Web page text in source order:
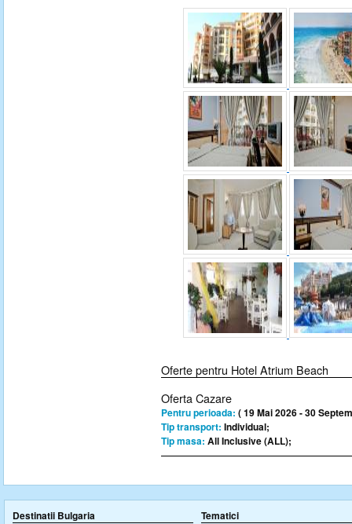
Oferte pentru Hotel Atrium Beach
Oferta Cazare
Pentru perioada: ( 19 Mai 2026 - 30
Tip transport: Individual;
Tip masa: All Inclusive (ALL);
Destinatii Bulgaria Tematici